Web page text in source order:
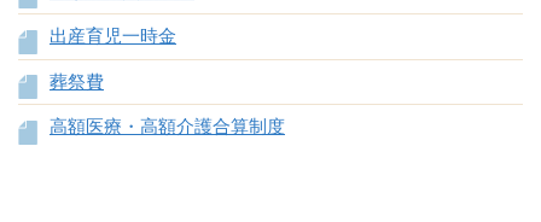
出産育児一時金
葬祭費
高額医療・高額介護合算制度